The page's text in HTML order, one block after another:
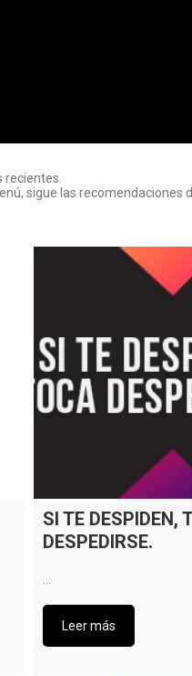
recientes.
sigue las
SI TE DESPIDEN,
DESPEDIRSE.
Leer más